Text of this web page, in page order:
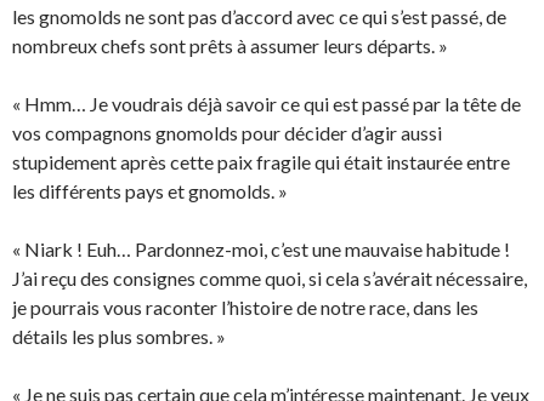
les gnomolds ne sont pas d’accord avec ce qui s’est passé, de
nombreux chefs sont prêts à assumer leurs départs. »
« Hmm… Je voudrais déjà savoir ce qui est passé par la tête de
vos compagnons gnomolds pour décider d’agir aussi
stupidement après cette paix fragile qui était instaurée entre
les différents pays et gnomolds. »
« Niark ! Euh… Pardonnez-moi, c’est une mauvaise habitude !
J’ai reçu des consignes comme quoi, si cela s’avérait nécessaire,
je pourrais vous raconter l’histoire de notre race, dans les
détails les plus sombres. »
« Je ne suis pas certain que cela m’intéresse maintenant. Je veux